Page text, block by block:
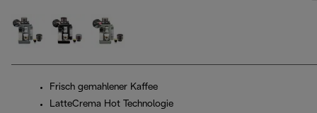
Frisch gemahlener Kaffee
LatteCrema Hot Technologie